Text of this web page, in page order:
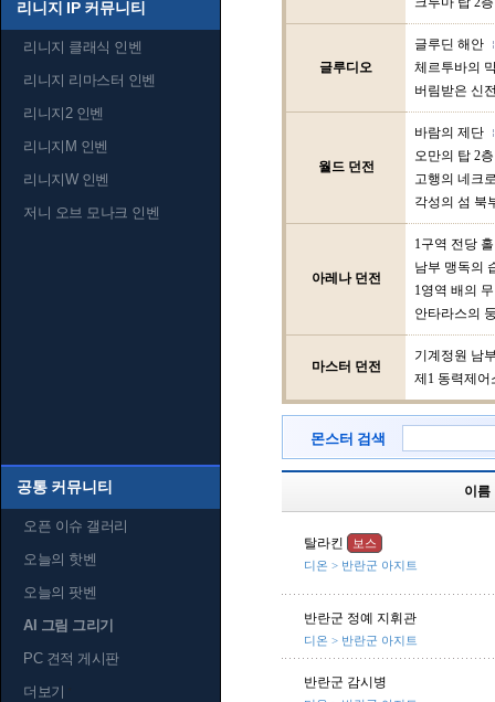
리니지 IP 커뮤니티
리니지 클래식 인벤
리니지 리마스터 인벤
리니지2 인벤
리니지M 인벤
리니지W 인벤
저니 오브 모나크 인벤
공통 커뮤니티
오픈 이슈 갤러리
오늘의 핫벤
오늘의 팟벤
AI 그림 그리기
PC 견적 게시판
더보기
글루디오
글루딘 해안
체르투바의
버림받은 신
월드 던전
바람의 제단
오만의 탑 2층
고행의 네크
각성의 섬 북
아레나 던전
1구역 전당 홀
남부 맹독의
1영역 배의
안타라스의
마스터 던전
기계정원 남
제1 동력제어
몬스터 검색
이름
탈라킨
보스
디온 > 반란군 아지트
반란군 정예 지휘관
디온 > 반란군 아지트
반란군 감시병